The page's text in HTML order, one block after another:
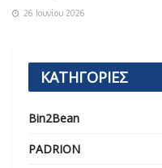
26 Ιουνίου 2026
ΚΑΤΗΓΟΡΙΕΣ
Bin2Bean
PADRION